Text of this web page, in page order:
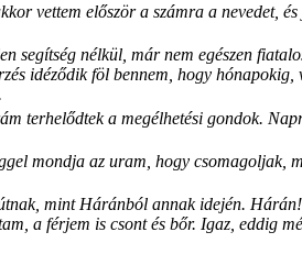
vettem először a számra a nevedet,
nélkül, már nem egészen
idéződik föl bennem, hogy
terhelődtek a megélhetési gondok.
mondja az uram, hogy
mint Háránból annak idején.
a férjem is csont és bőr. Igaz, eddig